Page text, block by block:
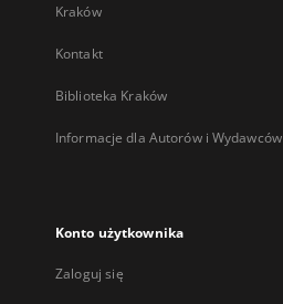
Kraków
Kontakt
Biblioteka Kraków
Informacje dla Autorów i Wydawców
Konto użytkownika
Zaloguj się